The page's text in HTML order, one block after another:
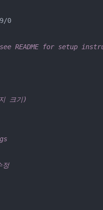
0
README for setup
크기)
정